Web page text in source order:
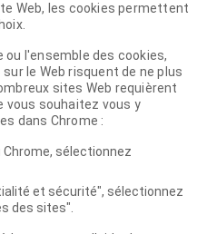
Web, les cookies permettent
ou l'ensemble des cookies,
le Web risquent de ne plus
sites Web requièrent
vous souhaitez vous y
dans Chrome :
Chrome, sélectionnez
et sécurité", sélectionnez
des sites".